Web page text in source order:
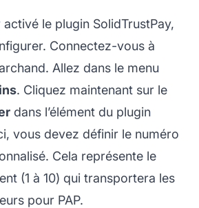
le plugin SolidTrustPay,
Connectez-vous à
Allez dans le menu
. Cliquez maintenant sur le
dans l’élément du plugin
vous devez définir le numéro
Cela représente le
(1 à 10) qui transportera les
pour PAP.